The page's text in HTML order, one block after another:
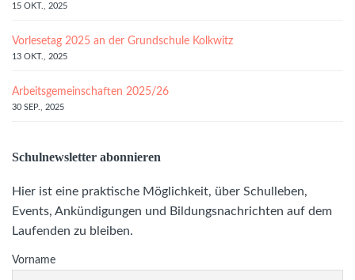
15 OKT., 2025
Vorlesetag 2025 an der Grundschule Kolkwitz
13 OKT., 2025
Arbeitsgemeinschaften 2025/26
30 SEP., 2025
Schulnewsletter abonnieren
Hier ist eine praktische Möglichkeit, über Schulleben,
Events, Ankündigungen und Bildungsnachrichten auf dem
Laufenden zu bleiben.
Vorname